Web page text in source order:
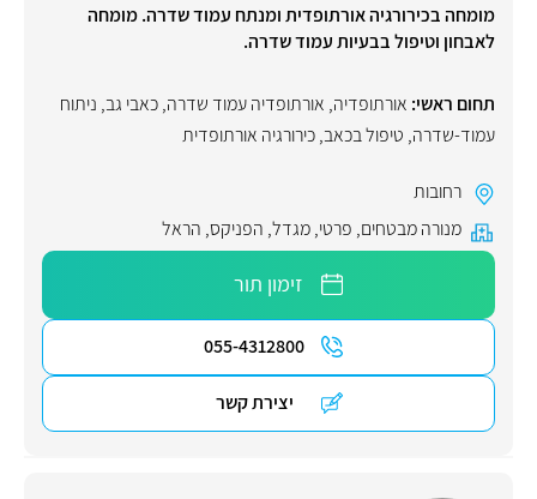
מומחה בכירורגיה אורתופדית ומנתח עמוד שדרה. מומחה
לאבחון וטיפול בבעיות עמוד שדרה.
תחום ראשי: אורתופדיה, אורתופדיה עמוד שדרה,כאבי גב, ניתוח
עמוד-שדרה, טיפול בכאב,כירורגיה אורתופדית
רחובות
מנורה מבטחים, פרטי,מגדל, הפניקס, הראל
זימון תור
055-4312800
יצירת קשר